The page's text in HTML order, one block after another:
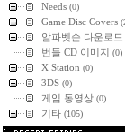
Needs (0)
Game Disc Covers
알파벳순 다운로드
번들 CD 이미지 (0)
X Station (0)
3DS (0)
게임 동영상 (0)
기타 (105)